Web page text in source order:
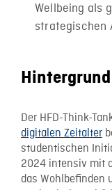
Wellbeing als
strategischen
Der HFD-Think-
digitalen Zeitalter
studentischen
2024 intensiv mit
das Wohlbefinden